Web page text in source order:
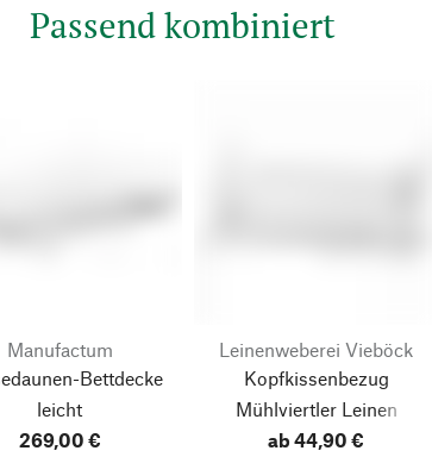
Passend kombiniert
Manufactum
Bettdecke
leicht
269,00 €
Leinenweberei Vieböck
Kopfkissenbezug
Mühlviertler Leinen
ab 44,90 €